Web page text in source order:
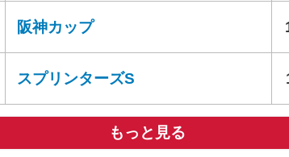
阪神カップ
スプリンターズS
もっと見る